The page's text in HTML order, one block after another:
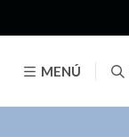
MENÚ